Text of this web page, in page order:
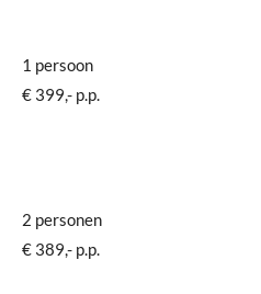
1 persoon
€ 399,- p.p.
2 personen
€ 389,- p.p.